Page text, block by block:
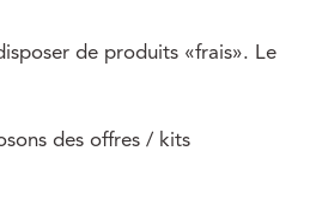
de produits «frais». Le
des offres / kits